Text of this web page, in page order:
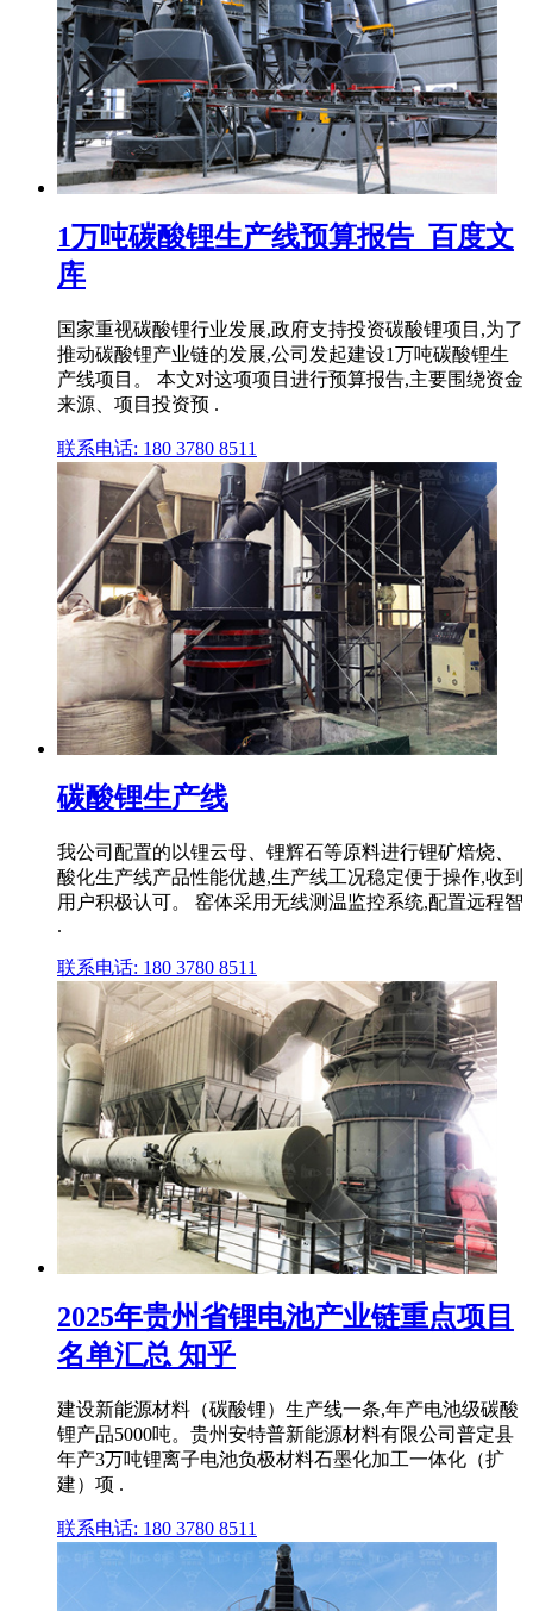
1万吨碳酸锂生产线预算报告_百度文
库
国家重视碳酸锂行业发展,政府支持投资碳酸锂项目,为了
推动碳酸锂产业链的发展,公司发起建设1万吨碳酸锂生
产线项目。 本文对这项项目进行预算报告,主要围绕资金
来源、项目投资预 .
联系电话: 180 3780 8511
碳酸锂生产线
我公司配置的以锂云母、锂辉石等原料进行锂矿焙烧、
酸化生产线产品性能优越,生产线工况稳定便于操作,收到
用户积极认可。 窑体采用无线测温监控系统,配置远程智
.
联系电话: 180 3780 8511
2025年贵州省锂电池产业链重点项目
名单汇总 知乎
建设新能源材料（碳酸锂）生产线一条,年产电池级碳酸
锂产品5000吨。贵州安特普新能源材料有限公司普定县
年产3万吨锂离子电池负极材料石墨化加工一体化（扩
建）项 .
联系电话: 180 3780 8511